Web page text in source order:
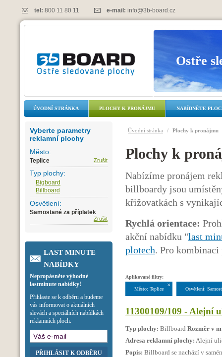
tel: 800 11 80 11 e-mail: info@3b-board.cz
Ostře
ÚVODNÍ STRÁNKA PLOCHY K PRONÁJMU NABÍDNĚTE
Úvodní stránka / Plochy k pronájmu
Plochy k
Nabízíme pronájem
billboardy jsou
křižovatkách s
Rychlá orientace:
akční nabídku "last
plotech. Pro
Aplikované filtry:
Město: Teplice Osvětlení:
11300109/109 - Alejní
Typ plochy: Billboard Rozměr v
Adresa reklamní plochy: Alejní
Popis: Billboard se nachází v
Vyberte parametry
reklamní plochy
Město:
Teplice Zrušit
Typ plochy:
Bigboard
Billboard
Osvětlení:
Samostané za příplatek
Zrušit
LAST MINUTE
NABÍDKY
Nepropásněte výhodné
lastminute nabídky!
Přihlaste se k odběru a budeme
vás informovat o aktuálních
slevách a speciálních nabídkách
reklamních ploch.